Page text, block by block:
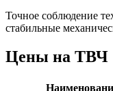
Точное соблюдение
стабильные
Цены на ТВЧ